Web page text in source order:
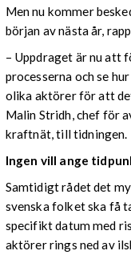
Men nu kommer
början av nästa år,
– Uppdraget är nu att
processerna och se
olika aktörer för att
Malin Stridh, chef för
kraftnät, till tidningen.
Ingen vill ange
Samtidigt rådet det
svenska folket ska få
specifikt datum med
aktörer rings ned av